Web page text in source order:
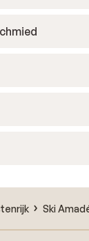
Ski